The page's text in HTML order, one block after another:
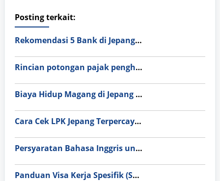
Posting terkait:
Rekomendasi 5 Bank di Jepang Paling Ramah Orang Asing: Mudah, Cepat, dan Anti-Ribet!
Rincian potongan pajak penghitungan gaji di Jepang (Nenkin & Hoken).
Biaya Hidup Magang di Jepang vs Indonesia 2026: Simulasi Cara Menabung 10 Juta per Bulan
Cara Cek LPK Jepang Terpercaya & Resmi BP2MI agar Terhindar dari Penipuan
Persyaratan Bahasa Inggris untuk Magang Perawat di Singapura & Eropa (IELTS vs OET)
Panduan Visa Kerja Spesifik (SSW) untuk Lulusan SMK: Alur Legal dan Biaya Resmi